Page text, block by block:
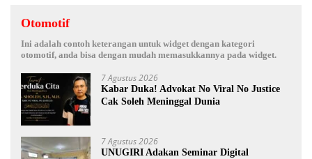
Otomotif
Ini adalah contoh keterangan untuk widget dengan kategori
otomotif, anda bisa dengan mudah memasukkannya pada widget.
7 Agustus 2026
Kabar Duka! Advokat No Viral No Justice
Cak Soleh Meninggal Dunia
7 Agustus 2026
UNUGIRI Adakan Seminar Digital